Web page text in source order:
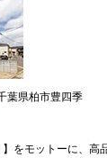
葉県柏市豊四季
】をモットーに、高